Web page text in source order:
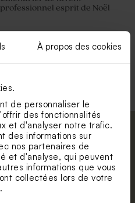
À propos des cookies
de personnaliser le
des fonctionnalités
et d'analyser notre trafic.
des informations sur
nos partenaires de
et d'analyse, qui peuvent
informations que vous
collectées lors de votre
professionnel esprit de Noël
Calendrier
et restez
: bénéficiez de 5%